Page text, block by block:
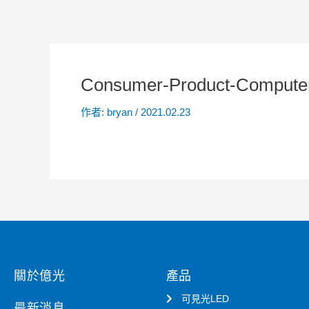
Consumer-Product-
作者: bryan / 2021.02.23
關於億光 產品
可見光LED